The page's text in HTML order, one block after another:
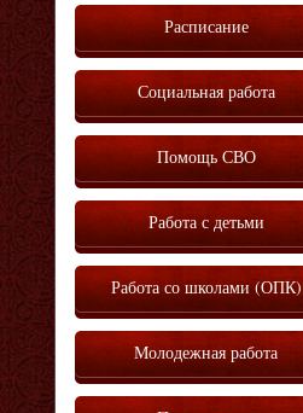
Расписание
Социальная работа
Помощь СВО
Работа с детьми
Работа со школами (ОПК)
Молодежная работа